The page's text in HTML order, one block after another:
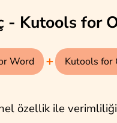
AI for Word
Yapay zeka destekli
içgörülerle yazınızı
oluşturun, stilinizi ve